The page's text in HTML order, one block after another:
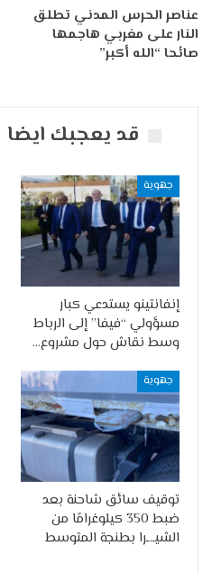
عناصر الحرس المدني تطلق
النار على مغربي هاجمها
صائحا “الله أكبر”
قد يعجبك ايضا
جهوية
إنفانتينو يستدعي كبار
مسؤولي “فيفا” إلى الرباط
وسط نقاش حول مشروع…
جهوية
توقيف سائق شاحنة بعد
ضبط 350 كيلوغرامًا من
الشيـ.ـرا بطنجة المتوسط